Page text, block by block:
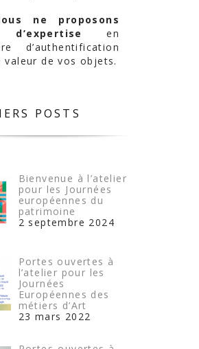
ne proposons
d’expertiseen
d’authentification
valeur de vos objets.
POSTS
Bienvenue à l’atelier
pour les Journées
européennes du
patrimoine
2 septembre 2024
Portes ouvertes à
l’atelier pour les
Journées
Européennes des
métiers d’Art
23 mars 2022